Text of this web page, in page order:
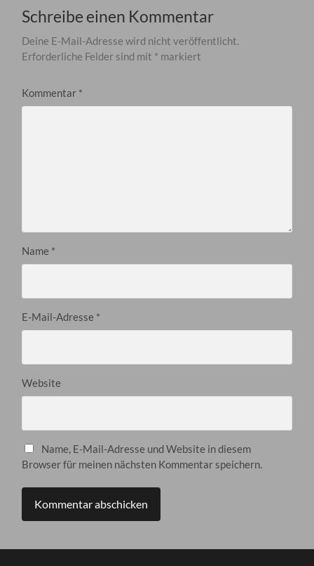
Schreibe einen Kommentar
Deine E-Mail-Adresse wird nicht veröffentlicht.
Erforderliche Felder sind mit * markiert
Kommentar *
Name *
E-Mail-Adresse *
Website
Name, E-Mail-Adresse und Website in diesem
Browser für meinen nächsten Kommentar speichern.